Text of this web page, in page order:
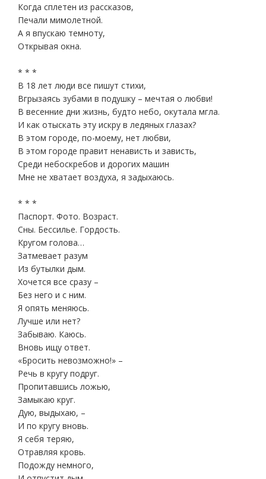
Когда сплетен из рассказов,
Печали мимолетной.
А я впускаю темноту,
Открывая окна.
* * *
В 18 лет люди все пишут стихи,
Вгрызаясь зубами в подушку – мечтая о любви!
В весенние дни жизнь, будто небо, окутала мгла.
И как отыскать эту искру в ледяных глазах?
В этом городе, по-моему, нет любви,
В этом городе правит ненависть и зависть,
Среди небоскребов и дорогих машин
Мне не хватает воздуха, я задыхаюсь.
* * *
Паспорт. Фото. Возраст.
Сны. Бессилье. Гордость.
Кругом голова…
Затмевает разум
Из бутылки дым.
Хочется все сразу –
Без него и с ним.
Я опять меняюсь.
Лучше или нет?
Забываю. Каюсь.
Вновь ищу ответ.
«Бросить невозможно!» –
Речь в кругу подруг.
Пропитавшись ложью,
Замыкаю круг.
Дую, выдыхаю, –
И по кругу вновь.
Я себя теряю,
Отравляя кровь.
Подожду немного,